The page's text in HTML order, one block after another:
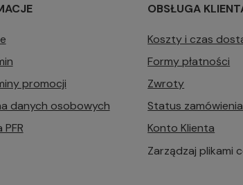
promocji
danych osobowych
OBSŁUGA
Koszty i czas
Formy płatności
Zwroty
Status zamówienia
Konto Klienta
Zarządzaj plikami